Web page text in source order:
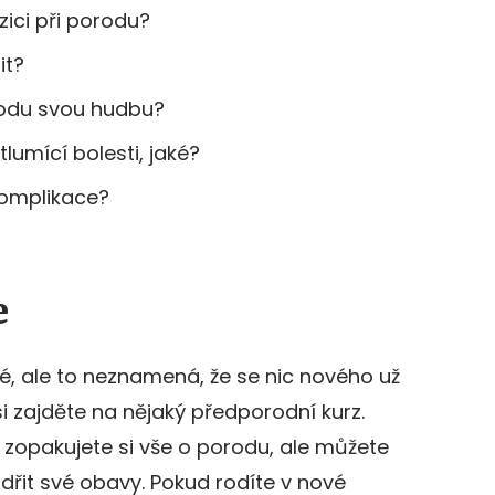
při porodu?
svou hudbu?
bolesti, jaké?
ale to neznamená, že se nic nového už
zajděte na nějaký předporodní kurz.
si vše o porodu, ale můžete
své obavy. Pokud rodíte v nové